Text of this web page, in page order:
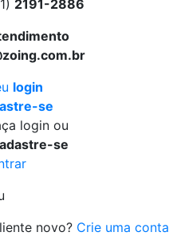
2191-2886
login
se
login ou
se
novo? Crie uma conta